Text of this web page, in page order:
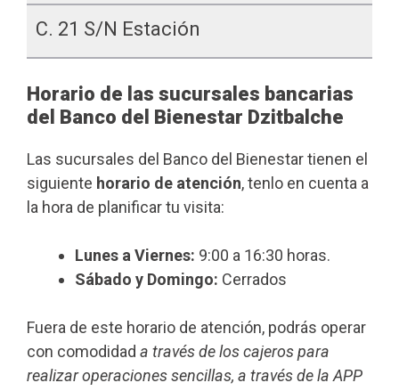
C. 21 S/n Estación
Horario de las sucursales bancarias
del Banco del Bienestar Dzitbalche
Las sucursales del Banco del Bienestar tienen el
siguiente horario de atención, tenlo en cuenta a
la hora de planificar tu visita:
Lunes a Viernes: 9:00 a 16:30 horas.
Sábado y Domingo: Cerrados
Fuera de este horario de atención, podrás operar
con comodidad a través de los cajeros para
realizar operaciones sencillas, a través de la APP